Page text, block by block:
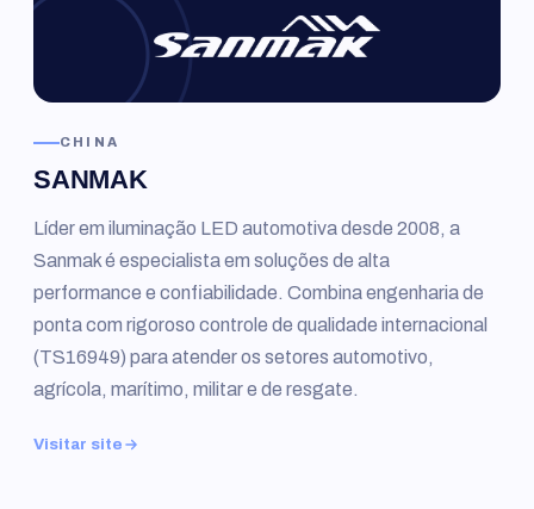
CHINA
SANMAK
Líder em iluminação LED automotiva desde 2008, a
Sanmak é especialista em soluções de alta
performance e confiabilidade. Combina engenharia de
ponta com rigoroso controle de qualidade internacional
(TS16949) para atender os setores automotivo,
agrícola, marítimo, militar e de resgate.
Visitar site